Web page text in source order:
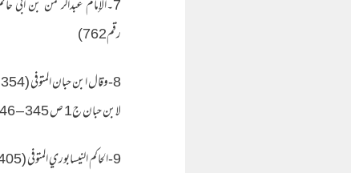
رقم762)
لابن حبان ج1 ص 345 – 346
9-الحاكم النيسابوري المتوفى (405 هـ) صاحب المستدرك قال في سيف : ( اتهم بالزندقة وهو في الرواية ساقط )تهذيب التهذيب ج4 ص296